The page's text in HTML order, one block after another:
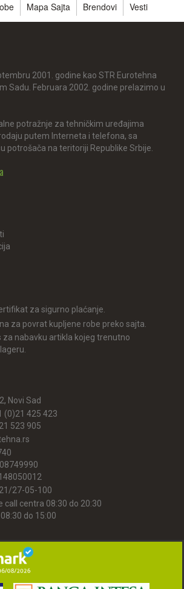
Mapa Sajta Brendovi Vesti
2001. godine kao STR Eurotehna
Sadu. Februara 2002. godine prelazimo u
potražnje za tehničkim uređajima
putem Interneta i telefona, sa
potrošača na teritoriji Republike Srbije.
za sigurno plaćanje.
za povrat kupljene robe preko sajta.
za nabavku artikla kojeg trenutno
Novi Sad
(0)21 425 423
523 905
27-05-100
call centra 08:30 do 20:30
do 15:00